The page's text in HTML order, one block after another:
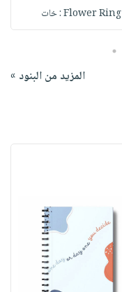
Flower Ring : خات
5
المزيد من البنود »